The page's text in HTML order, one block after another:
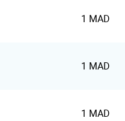
1 MAD
1 MAD
1 MAD